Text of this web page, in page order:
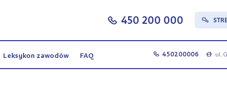
Leksykon zawodów FAQ
c 450 200 000 s
c 450200006 a ul.